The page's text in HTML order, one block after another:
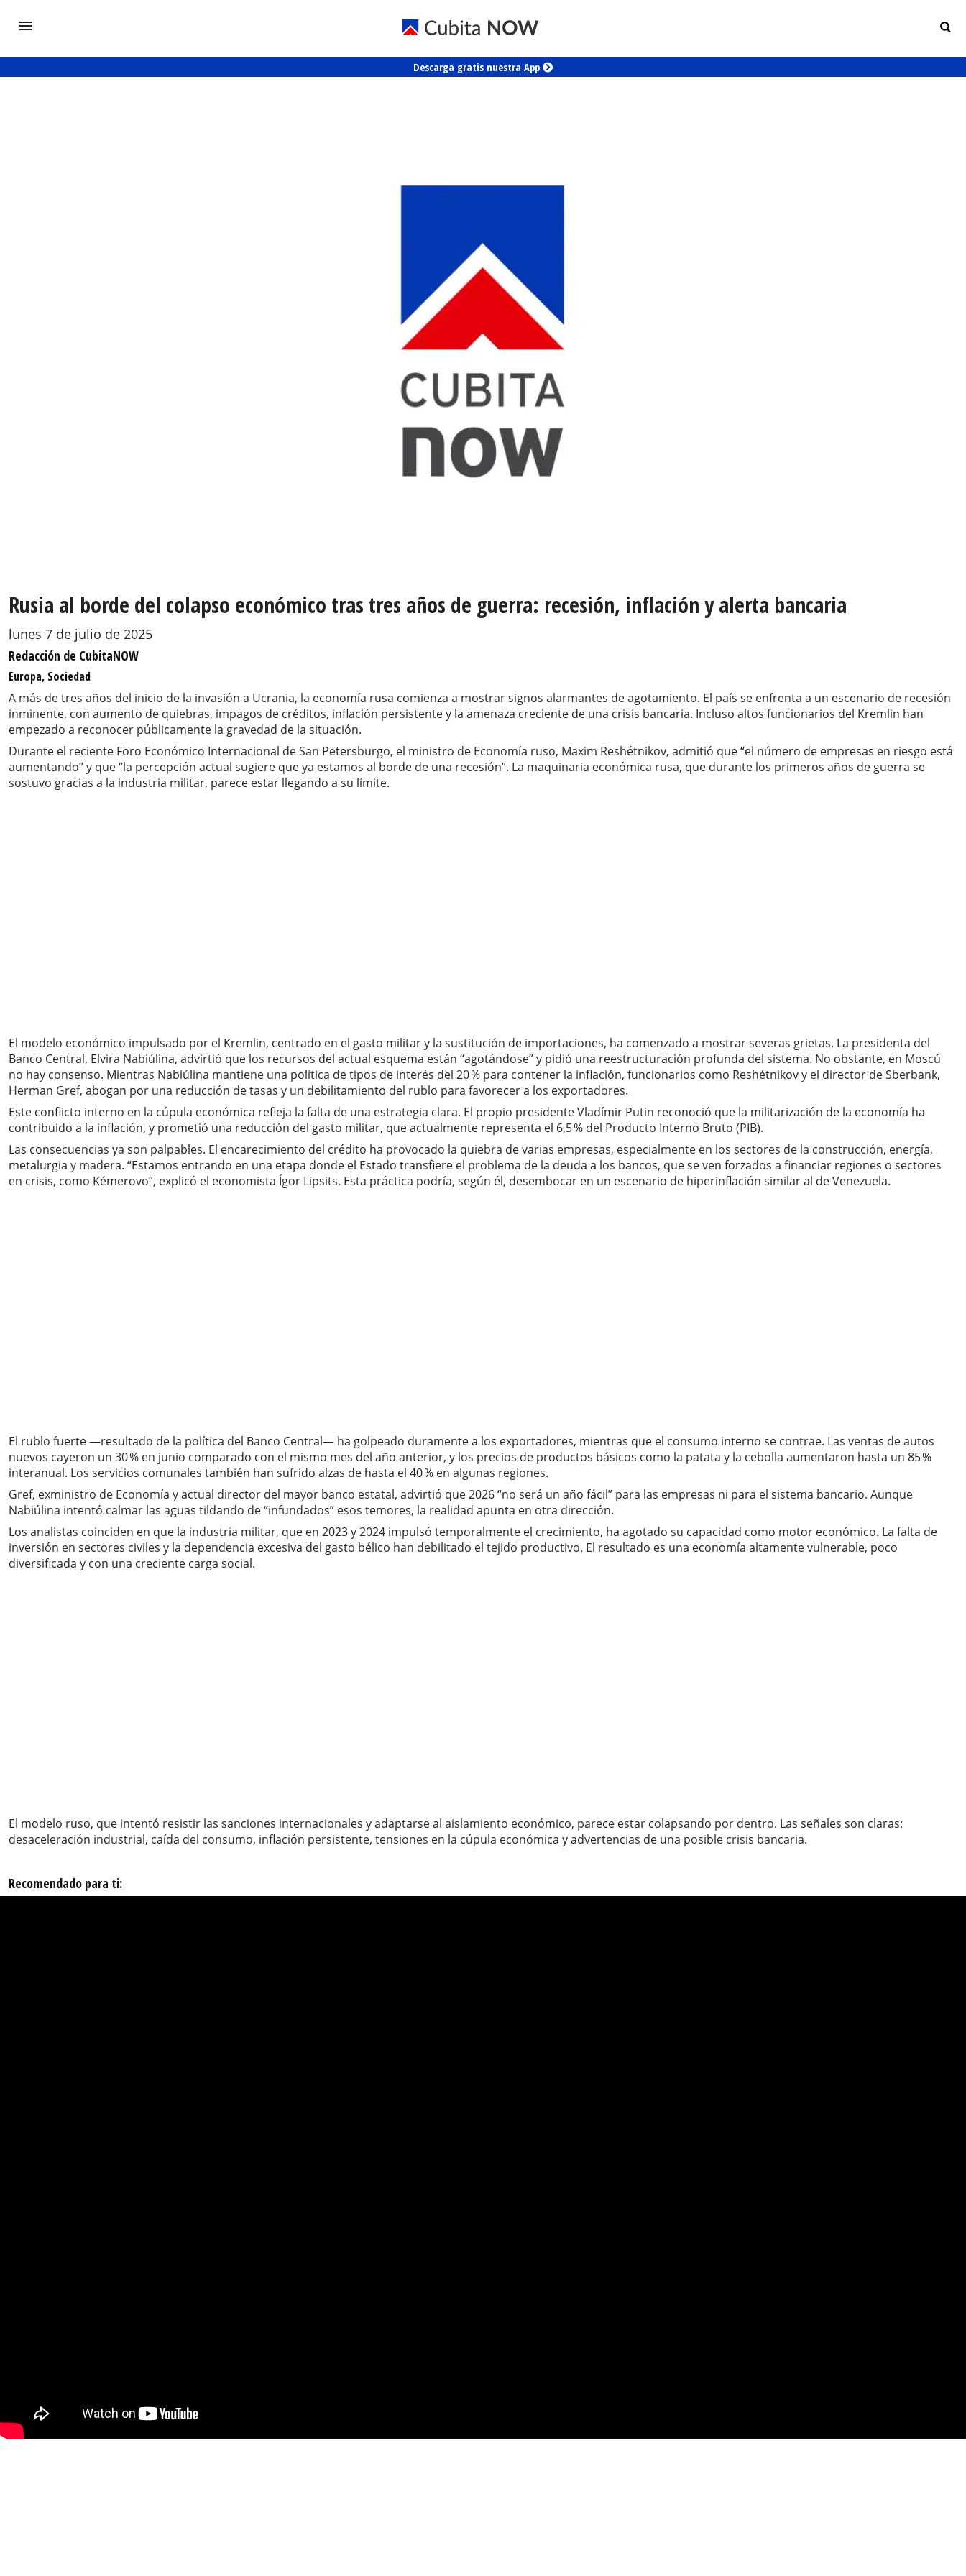
Descarga gratis nuestra App
Rusia al borde del colapso económico tras tres años de guerra: recesión, inflación y alerta bancaria
lunes 7 de julio de 2025
Redacción de CubitaNOW
Europa, Sociedad
A más de tres años del inicio de la invasión a Ucrania, la economía rusa comienza a mostrar signos alarmantes de agotamiento. El país se enfrenta a un escenario de recesión
inminente, con aumento de quiebras, impagos de créditos, inflación persistente y la amenaza creciente de una crisis bancaria. Incluso altos funcionarios del Kremlin han
empezado a reconocer públicamente la gravedad de la situación.
Durante el reciente Foro Económico Internacional de San Petersburgo, el ministro de Economía ruso, Maxim Reshétnikov, admitió que “el número de empresas en riesgo está
aumentando” y que “la percepción actual sugiere que ya estamos al borde de una recesión”. La maquinaria económica rusa, que durante los primeros años de guerra se
sostuvo gracias a la industria militar, parece estar llegando a su límite.
El modelo económico impulsado por el Kremlin, centrado en el gasto militar y la sustitución de importaciones, ha comenzado a mostrar severas grietas. La presidenta del
Banco Central, Elvira Nabiúlina, advirtió que los recursos del actual esquema están “agotándose” y pidió una reestructuración profunda del sistema. No obstante, en Moscú
no hay consenso. Mientras Nabiúlina mantiene una política de tipos de interés del 20 % para contener la inflación, funcionarios como Reshétnikov y el director de Sberbank,
Herman Gref, abogan por una reducción de tasas y un debilitamiento del rublo para favorecer a los exportadores.
Este conflicto interno en la cúpula económica refleja la falta de una estrategia clara. El propio presidente Vladímir Putin reconoció que la militarización de la economía ha
contribuido a la inflación, y prometió una reducción del gasto militar, que actualmente representa el 6,5 % del Producto Interno Bruto (PIB).
Las consecuencias ya son palpables. El encarecimiento del crédito ha provocado la quiebra de varias empresas, especialmente en los sectores de la construcción, energía,
metalurgia y madera. “Estamos entrando en una etapa donde el Estado transfiere el problema de la deuda a los bancos, que se ven forzados a financiar regiones o sectores
en crisis, como Kémerovo”, explicó el economista Ígor Lipsits. Esta práctica podría, según él, desembocar en un escenario de hiperinflación similar al de Venezuela.
El rublo fuerte —resultado de la política del Banco Central— ha golpeado duramente a los exportadores, mientras que el consumo interno se contrae. Las ventas de autos
nuevos cayeron un 30 % en junio comparado con el mismo mes del año anterior, y los precios de productos básicos como la patata y la cebolla aumentaron hasta un 85 %
interanual. Los servicios comunales también han sufrido alzas de hasta el 40 % en algunas regiones.
Gref, exministro de Economía y actual director del mayor banco estatal, advirtió que 2026 “no será un año fácil” para las empresas ni para el sistema bancario. Aunque
Nabiúlina intentó calmar las aguas tildando de “infundados” esos temores, la realidad apunta en otra dirección.
Los analistas coinciden en que la industria militar, que en 2023 y 2024 impulsó temporalmente el crecimiento, ha agotado su capacidad como motor económico. La falta de
inversión en sectores civiles y la dependencia excesiva del gasto bélico han debilitado el tejido productivo. El resultado es una economía altamente vulnerable, poco
diversificada y con una creciente carga social.
El modelo ruso, que intentó resistir las sanciones internacionales y adaptarse al aislamiento económico, parece estar colapsando por dentro. Las señales son claras:
desaceleración industrial, caída del consumo, inflación persistente, tensiones en la cúpula económica y advertencias de una posible crisis bancaria.
Recomendado para ti: